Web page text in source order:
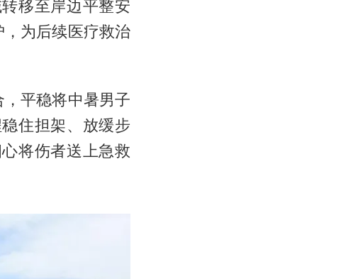
移至岸边平整安
为后续医疗救治
平稳将中暑男子
住担架、放缓步
将伤者送上急救